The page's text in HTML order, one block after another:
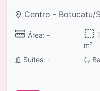
Centro - Botucatu/
Área: -
m²
Suítes: -